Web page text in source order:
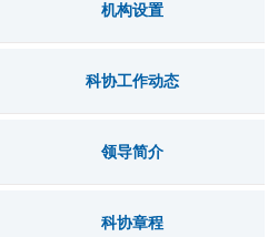
机构设置
科协工作动态
领导简介
科协章程